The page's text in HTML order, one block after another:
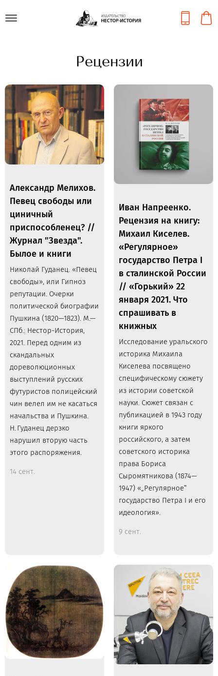
Рецензии
Александр Мелихов.
Певец свободы или
циничный
приспособленец? //
Журнал "Звезда".
Былое и книги
Николай Гуданец. «Певец
свободы», или Гипноз
репутации. Очерки
политической биографии
Пушкина (1820—1823). М.—
СПб.: Нестор-История,
2021. Перед одним из
скандальных
дореволюционных
выступлений русских
футуристов полицейский
чин велел им не касаться
начальства и Пушкина.
Н. Гуданец дерзко
нарушил вторую часть
этого распоряжения.
14 сент.
Иван Напреенко.
Рецензия на книгу:
Михаил Киселев.
«Регулярное»
государство Петра I
в сталинской России
// «Горький» 22
января 2021. Что
спрашивать в
книжных
Исследование уральского
историка Михаила
Киселева посвящено
специфическому сюжету
из истории советской
науки. Сюжет связан с
публикацией в 1943 году
книги яркого
российского, а затем
советского историка
права Бориса
Сыромятникова (1874—
1947) «„Регулярное”
государство Петра I и его
идеология».
9 сент.